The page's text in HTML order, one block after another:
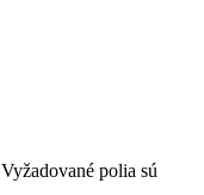
Vyžadované polia sú